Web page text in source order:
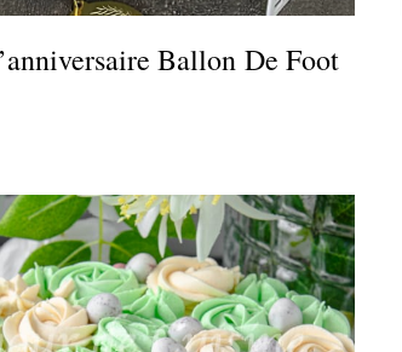
Ballon De Foot